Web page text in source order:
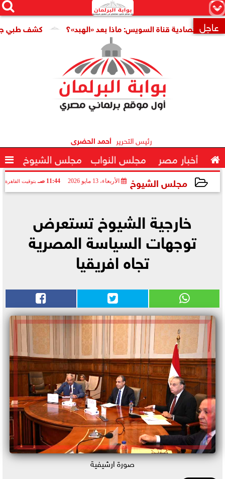
×


 عاجل كشف طبي جديد قناة السويس: ماذا بعد «الهبد»؟
رئيس التحرير أحمد الحضرى
 أخبار مصر مجلس النواب مجلس الشيوخ 
مجلس الشيوخ الأربعاء، 13 مايو 2026 11:44 صـ بتوقيت القاهرة
خارجية الشيوخ تستعرض
توجهات السياسة المصرية
تجاه افريقيا
صورة ارشيفية